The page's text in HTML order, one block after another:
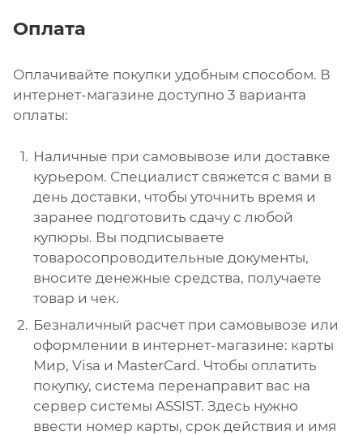
Оплата
Оплачивайте покупки удобным способом. В
интернет-магазине доступно 3 варианта
оплаты:
Наличные при самовывозе или доставке
курьером. Специалист свяжется с вами в
день доставки, чтобы уточнить время и
заранее подготовить сдачу с любой
купюры. Вы подписываете
товаросопроводительные документы,
вносите денежные средства, получаете
товар и чек.
Безналичный расчет при самовывозе или
оформлении в интернет-магазине: карты
Мир, Visa и MasterCard. Чтобы оплатить
покупку, система перенаправит вас на
сервер системы ASSIST. Здесь нужно
ввести номер карты, срок действия и имя